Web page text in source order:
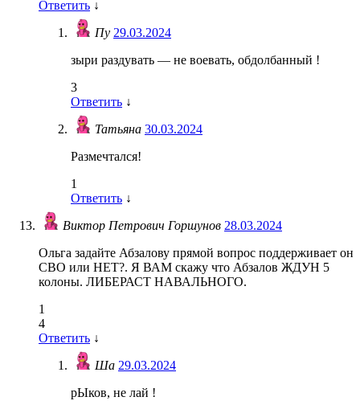
Ответить ↓
Пу 29.03.2024
зыри раздувать — не воевать, обдолбанный !
3
Ответить ↓
Татьяна 30.03.2024
Размечтался!
1
Ответить ↓
Виктор Петрович Горшунов 28.03.2024
Ольга задайте Абзалову прямой вопрос поддерживает он
СВО или НЕТ?. Я ВАМ скажу что Абзалов ЖДУН 5
колоны. ЛИБЕРАСТ НАВАЛЬНОГО.
1
4
Ответить ↓
Ша 29.03.2024
рЫков, не лай !